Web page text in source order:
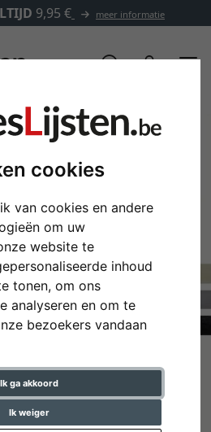
cookies
van cookies en andere
om uw
website te
inhoud
tonen, om ons
analyseren en om te
bezoekers vandaan
Ik ga akkoord
Ik weiger
9,95 € meer informatie